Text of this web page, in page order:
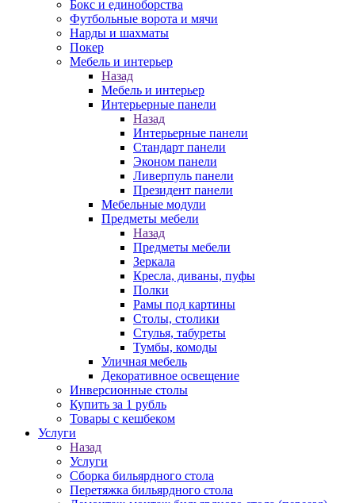
Бокс и единоборства
Футбольные ворота и мячи
Нарды и шахматы
Покер
Мебель и интерьер
Назад
Мебель и интерьер
Интерьерные панели
Назад
Интерьерные панели
Стандарт панели
Эконом панели
Ливерпуль панели
Президент панели
Мебельные модули
Предметы мебели
Назад
Предметы мебели
Зеркала
Кресла, диваны, пуфы
Полки
Рамы под картины
Столы, столики
Стулья, табуреты
Тумбы, комоды
Уличная мебель
Декоративное освещение
Инверсионные столы
Купить за 1 рубль
Товары с кешбеком
Услуги
Назад
Услуги
Сборка бильярдного стола
Перетяжка бильярдного стола